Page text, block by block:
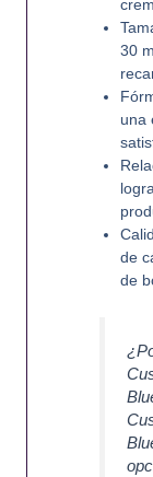
30
una
de
de